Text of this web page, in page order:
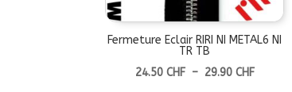
Fermeture Eclair RIRI NI METAL6 NI
TR TB
24.50 CHF – 29.90 CHFPlage